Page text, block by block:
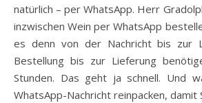
natürlich – per WhatsApp. Herr
inzwischen Wein per WhatsApp
es denn von der Nachricht bis zur
Bestellung bis zur Lieferung
Stunden. Das geht ja schnell. Und
WhatsApp-Nachricht reinpacken, damit